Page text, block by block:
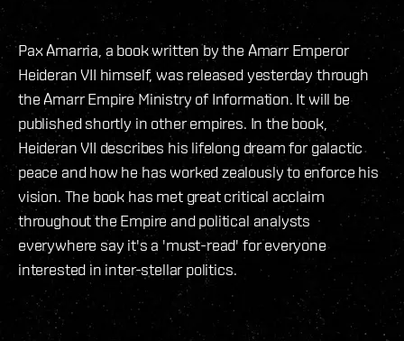
Pax Amarria, a book written by the Amarr Emperor
Heideran VII himself, was released yesterday through
the Amarr Empire Ministry of Information. It will be
published shortly in other empires. In the book,
Heideran VII describes his lifelong dream for galactic
peace and how he has worked zealously to enforce his
vision. The book has met great critical acclaim
throughout the Empire and political analysts
everywhere say it's a 'must-read' for everyone
interested in inter-stellar politics.